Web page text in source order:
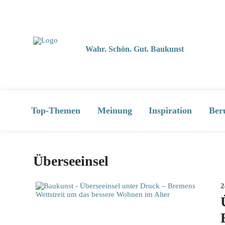
Wahr. Schön. Gut. Baukunst
Top-Themen Meinung Inspiration
Überseeinsel